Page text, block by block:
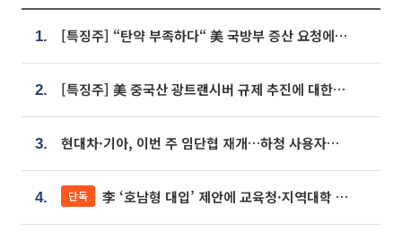
1. [특징주] “탄약 부족하다“ 美 국방부 증산 요청에⋯국내 방산주 급등세
2. [특징주] 美 중국산 광트랜시버 규제 추진에 대한광통신 등 광통신株 강세
3. 현대차·기아, 이번 주 임단협 재개…하청 사용자성 재심도 ‘변수’
4. 단독 李 ‘호남형 대입’ 제안에 교육청·지역대학 서·논술형 입시 연계 '착수'